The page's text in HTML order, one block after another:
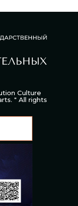
Culture
" All rights